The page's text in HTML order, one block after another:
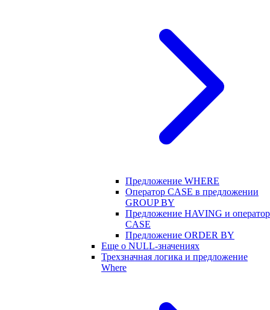
Предложение WHERE
Оператор CASE в предложении
GROUP BY
Предложение HAVING и оператор
CASE
Предложение ORDER BY
Еще о NULL-значениях
Трехзначная логика и предложение
Where